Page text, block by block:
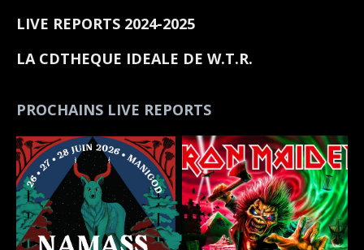
LIVE REPORTS 2024-2025
LA CDTHEQUE IDEALE DE W.T.R.
PROCHAINS LIVE REPORTS